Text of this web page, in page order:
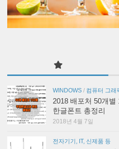
WINDOWS / 컴퓨터 그래
2018 배포처 50개별
한글폰트 총정리
2018년 4월 7일
전자기기, IT, 신제품 등